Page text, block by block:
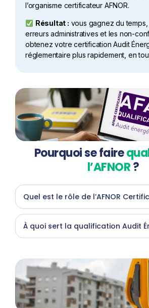
l’organisme certificateur AFNOR.
Résultat : vous gagnez du
erreurs administratives et les non-
obtenez votre certification Audit
réglementaire plus rapidement, en
Pourquoi se faire
l’AFNOR?
Quel est le rôle de l’AFNOR
À quoi sert la qualification Audit